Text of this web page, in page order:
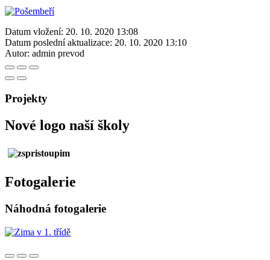
Datum vložení: 20. 10. 2020 13:08
Datum poslední aktualizace: 20. 10. 2020 13:10
Autor: admin prevod
Projekty
Nové logo naší školy
Fotogalerie
Náhodná fotogalerie